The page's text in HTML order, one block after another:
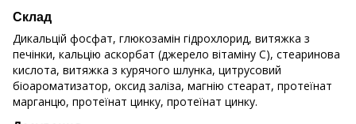
Склад
Дикальцій фосфат, глюкозамін гідрохлорид, витяжка з
печінки, кальцію аскорбат (джерело вітаміну С), стеаринова
кислота, витяжка з курячого шлунка, цитрусовий
біоароматизатор, оксид заліза, магнію стеарат, протеїнат
марганцю, протеїнат цинку, протеїнат цинку.